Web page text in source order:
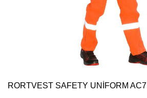
RORTVEST SAFETY UNİFORM AC7